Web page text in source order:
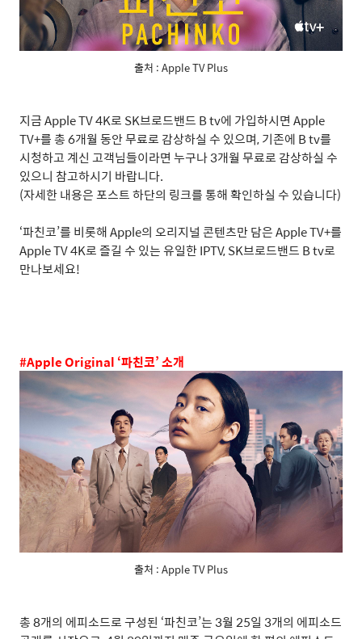
출처 : Apple TV Plus
지금Apple TV 4K로 SK브로드밴드 B tv에 가입하시면 Apple
TV+를 총6개월 동안 무료로 감상하실 수 있으며,기존에 B tv를
시청하고 계신 고객님들이라면 누구나3개월 무료로 감상하실 수
있으니 참고하시기 바랍니다.
(자세한 내용은 포스트 하단의 링크를 통해 확인하실 수 있습니다)
‘파친코’를 비롯해Apple의 오리지널 콘텐츠만 담은Apple TV+를
Apple TV 4K로 즐길 수 있는 유일한IPTV, SK브로드밴드 B tv로
만나보세요!
#Apple Original ‘파친코’소개
출처 : Apple TV Plus
총8개의 에피소드로 구성된 ‘파친코’는3월 25일 3개의 에피소드